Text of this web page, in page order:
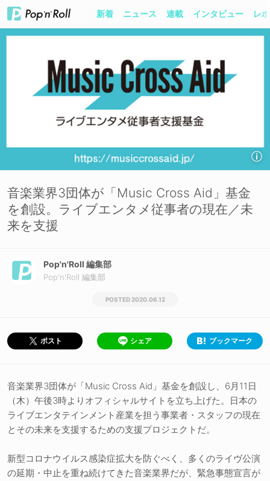
新着 ニュース 連載 インタビュー レ
音楽業界3団体が「Music Cross Aid」基金
を創設。ライブエンタメ従事者の現在／未
来を支援
Pop'n'Roll 編集部
Pop'n'Roll 編集部
2020.06.12
ポスト シェア ブックマーク
音楽業界3団体が「Music Cross Aid」基金を創設し、6月11日
（木）午後3時よりオフィシャルサイトを立ち上げた。日本の
ライブエンタテインメント産業を担う事業者・スタッフの現在
とその未来を支援するための支援プロジェクトだ。
新型コロナウイルス感染症拡大を防ぐべく、多くのライヴ公演
の延期・中止を重ね続けてきた音楽業界だが、緊急事態宣言が